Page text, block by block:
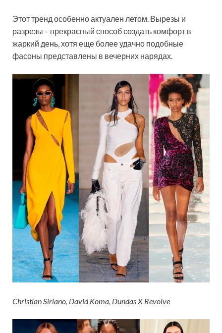
Этот тренд особенно актуален летом. Вырезы и
разрезы – прекрасный способ создать комфорт в
жаркий день, хотя еще более удачно подобные
фасоны представлены в вечерних нарядах.
Christian Siriano, David Koma, Dundas X Revolve